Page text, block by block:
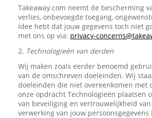
Takeaway.com neemt de bescherming
verlies, onbevoegde toegang,
idee hebt dat jouw gegevens toch niet
met ons op via: privacy-
2. Technologieën van derden
Wij maken zoals eerder benoemd
van de omschreven doeleinden. Wij
doeleinden die niet overeenkomen met
onze opdracht Technologieën plaatsen
van beveiliging en vertrouwelijkheid
verwerking van jouw